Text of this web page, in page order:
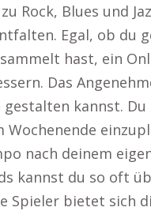
Rock, Blues und
Egal, ob du
hast, ein
Das
gestalten kannst.
Wochenende
nach deinem
kannst du so oft
Spieler bietet sich